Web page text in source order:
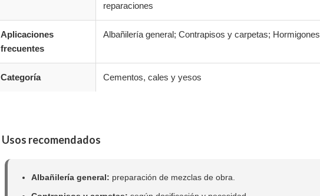
reparaciones
Aplicaciones
frecuentes
Albañilería general; Contrapisos y carpetas; Hormigones
Categoría Cementos, cales y yesos
Usos recomendados
Albañilería general: preparación de mezclas de obra.